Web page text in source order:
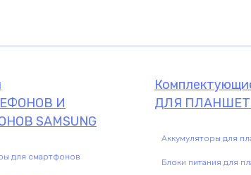
И
SAMSUNG
для смартфонов
ДЛЯ
Аккумуляторы для
Блоки питания для